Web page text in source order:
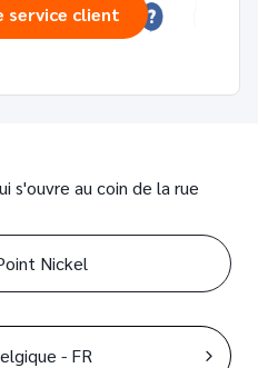
service client
s'ouvre au coin de la rue
Nickel
- FR